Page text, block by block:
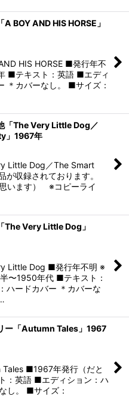
BOY AND HIS HORSE」
HIS HORSE ■発行年不
■テキスト：英語 ■エディ
＊カバーなし。 ■サイズ：
「The Very Little Dog／
」1967年
Little Dog／The Smart
収録されております。
います） ※コピーライ
The Very Little Dog」
Little Dog ■発行年不明 ※
〜1950年代 ■テキスト：
ハードカバー ＊カバーな
ー「Autumn Tales」1967
■1967年発行（だと
：英語 ■エディション：ハ
し。 ■サイズ：